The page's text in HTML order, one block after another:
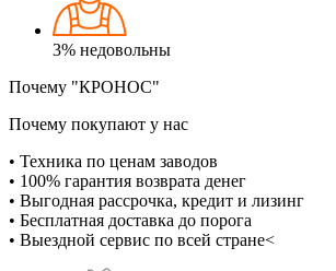
3% недовольны
Почему "КРОНОС"
Почему покупают у нас
• Техника по ценам заводов
• 100% гарантия возврата денег
• Выгодная рассрочка, кредит и лизинг
• Бесплатная доставка до порога
• Выездной сервис по всей стране<